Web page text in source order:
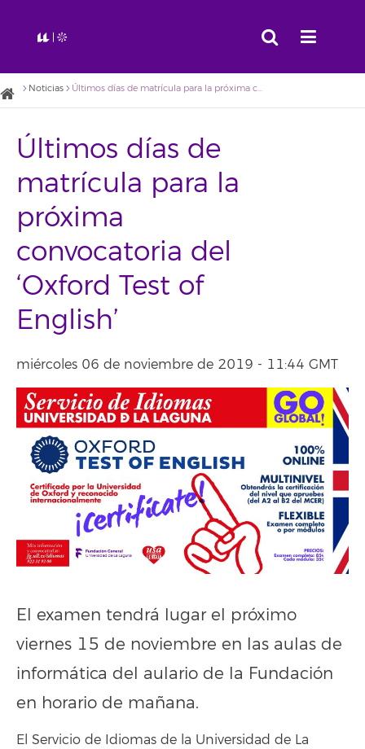
Noticias Últimos días de matrícula para la próxima convocatoria del ‘Oxford Test of English’
Últimos días de
matrícula para la
próxima
convocatoria del
‘Oxford Test of
English’
miércoles 06 de noviembre de 2019 - 11:44 GMT
El examen tendrá lugar el próximo
viernes 15 de noviembre en las aulas de
informática del aulario de la Fundación
en horario de mañana.
El Servicio de Idiomas de la Universidad de La